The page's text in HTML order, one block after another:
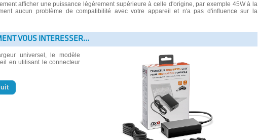
afficher une puissance légèrement supérieure à celle d'origine, par exemple 45W à la
aucun problème de compatibilité avec votre appareil et n'a pas d'influence sur la
VOUS INTERESSER...
universel, le modèle
en utilisant le connecteur